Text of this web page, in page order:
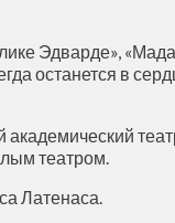
Эдварде»,
останется в
академический
театром.
Латенаса.